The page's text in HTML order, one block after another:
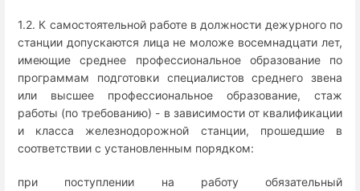
1.2. К самостоятельной работе в должности дежурного по
станции допускаются лица не моложе восемнадцати лет,
имеющие среднее профессиональное образование по
программам подготовки специалистов среднего звена
или высшее профессиональное образование, стаж
работы (по требованию) - в зависимости от квалификации
и класса железнодорожной станции, прошедшие в
соответствии с установленным порядком:
при поступлении на работу обязательный